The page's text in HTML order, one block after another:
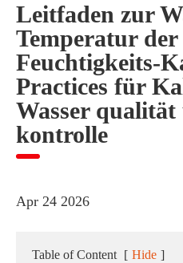
Leitfaden zur
Temperatur
Feuchtigkeits-
Practices für
Wasser
kontrolle
Apr 24 2026
Table of Content [ Hide ]